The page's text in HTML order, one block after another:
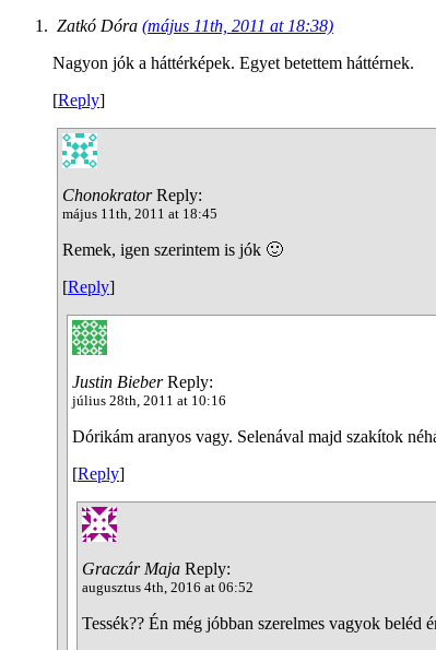
Zatkó Dóra (május 11th, 2011 at 18:38)
Nagyon jók a háttérképek. Egyet betettem háttérnek.
[Reply]
ChonokratorReply:
május 11th, 2011 at 18:45
Remek, igen szerintem is jók 🙂
[Reply]
Justin BieberReply:
július 28th, 2011 at 10:16
Dórikám aranyos vagy. Selenával majd szakítok
[Reply]
Graczár Maja Reply:
augusztus 4th, 2016 at 06:52
Tessék?? Én még jóbban szerelmes vagyok